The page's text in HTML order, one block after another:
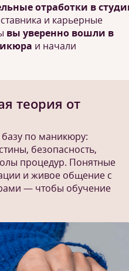
отработки в
и карьерные
вы уверенно вошли в
и начали
теория от
по маникюру:
безопасность,
процедур. Понятные
и живое общение с
— чтобы обучение